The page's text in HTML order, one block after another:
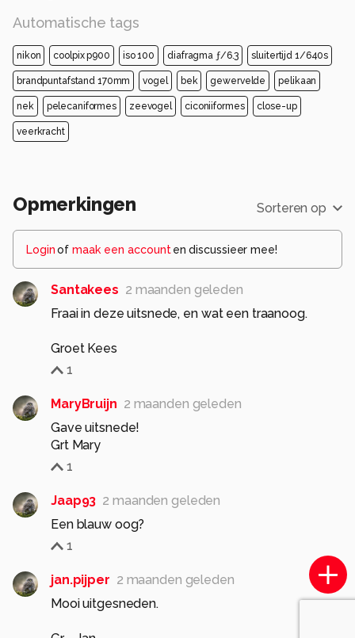
Automatische tags
nikon coolpix p900 iso 100 diafragma ƒ/6.3 sluitertijd 1/640s
brandpuntafstand 170mm vogel bek gewervelde pelikaan
nek pelecaniformes zeevogel ciconiiformes close-up
veerkracht
Opmerkingen Sorteren op
Loginof maak een account en discussieer mee!
Santakees 2 maanden geleden
Fraai in deze uitsnede, en wat een traanoog.
Groet Kees
1
MaryBruijn 2 maanden geleden
Gave uitsnede!
Grt Mary
1
Jaap93 2 maanden geleden
Een blauw oog?
1
jan.pijper 2 maanden geleden
Mooi uitgesneden.